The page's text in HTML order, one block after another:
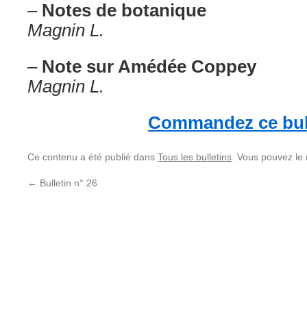
– Notes de botanique
Magnin L.
– Note sur Amédée Coppey
Magnin L.
Commandez ce
Ce contenu a été publié dans Tous les bulletins . Vous pouvez
← Bulletin n° 26